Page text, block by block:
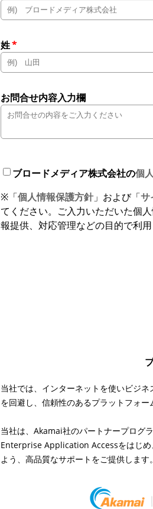
姓*
お問合せ内容入力欄
ブロードメディア株式会社の個
※「個人情報保護方針」および「サ
てください。ご入力いただいた個
報提供、対応管理などの目的で利用
当社では、インターネットを使いビジ
を回避し、信頼性のあるプラットフォー
当社は、Akamai社のパートナープログ
Enterprise Application Accessをはじめ
よう、高品質なサポートをご提供します。